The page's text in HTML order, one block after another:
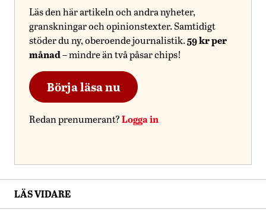
Läs den här artikeln och andra nyheter,
granskningar och opinionstexter. Samtidigt
stöder du ny, oberoende journalistik.59 kr per
månad– mindre än två påsar chips!
Börja läsa nu
Redan prenumerant?Logga in
LÄS VIDARE